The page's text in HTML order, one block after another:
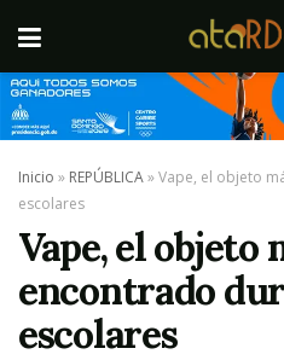
Inicio » REPÚBLICA»Vape, el objeto
escolares
Vape, el objeto
encontrado
escolares